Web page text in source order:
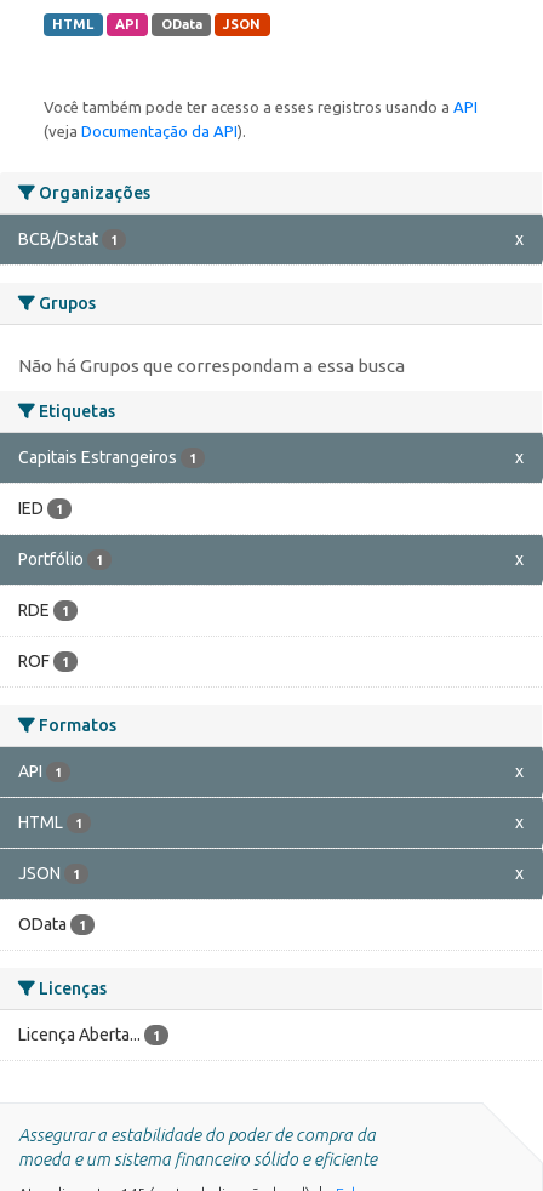
Organizações
BCB/Dstat 1 x
Grupos
Não há Grupos que correspondam a essa busca
Etiquetas
Capitais Estrangeiros 1 x
IED 1
Portfólio 1 x
RDE 1
ROF 1
Formatos
API 1 x
HTML 1 x
JSON 1 x
OData 1
Licenças
Licença Aberta... 1
HTML API OData JSON
Você também pode ter acesso a esses registros usando a API
(veja Documentação da API).
Assegurar a estabilidade do poder de compra da
moeda e um sistema financeiro sólido e eficiente